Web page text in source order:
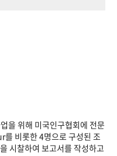
을 위해 미국인구협회에 전문
비롯한 4명으로 구성된 조
시찰하여 보고서를 작성하고